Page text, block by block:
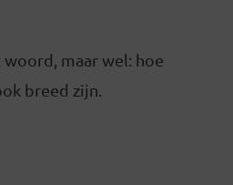
maar wel: hoe
breed zijn.